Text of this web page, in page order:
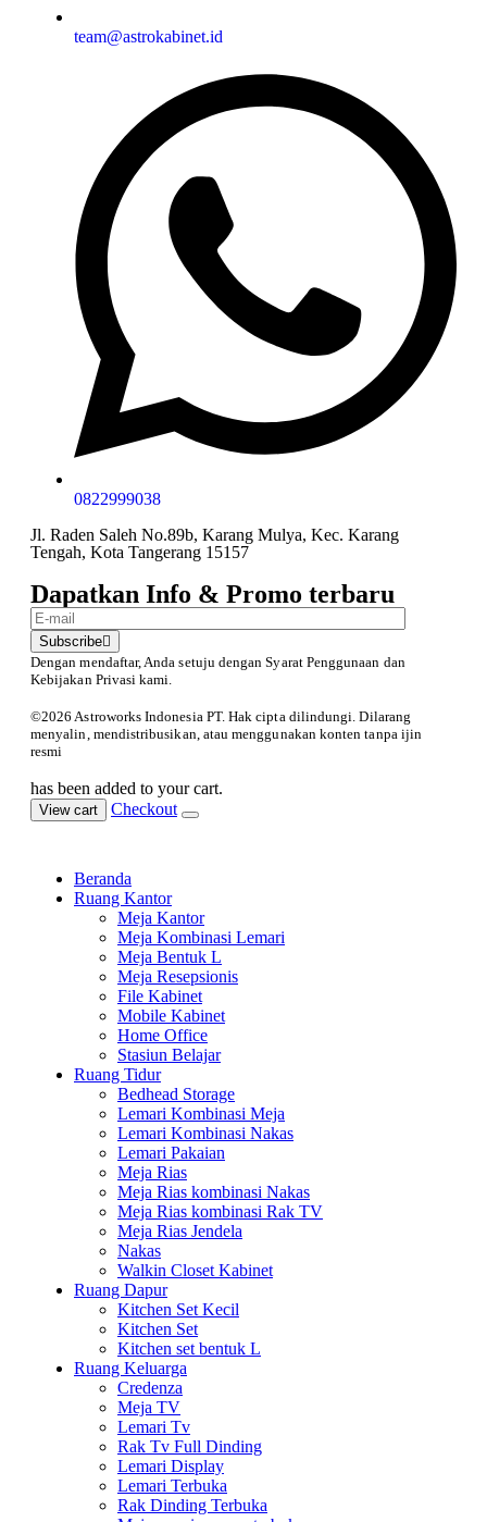
team@astrokabinet.id
0822999038
Jl. Raden Saleh No.89b, Karang Mulya, Kec. Karang
Tengah, Kota Tangerang 15157
Dapatkan Info & Promo terbaru
Subscribe
Dengan mendaftar, Anda setuju dengan Syarat Penggunaan dan
Kebijakan Privasi kami.
©️2026 Astroworks Indonesia PT. Hak cipta dilindungi. Dilarang
menyalin, mendistribusikan, atau menggunakan konten tanpa ijin
resmi
has been added to your cart.
View cart Checkout
Beranda
Ruang Kantor
Meja Kantor
Meja Kombinasi Lemari
Meja Bentuk L
Meja Resepsionis
File Kabinet
Mobile Kabinet
Home Office
Stasiun Belajar
Ruang Tidur
Bedhead Storage
Lemari Kombinasi Meja
Lemari Kombinasi Nakas
Lemari Pakaian
Meja Rias
Meja Rias kombinasi Nakas
Meja Rias kombinasi Rak TV
Meja Rias Jendela
Nakas
Walkin Closet Kabinet
Ruang Dapur
Kitchen Set Kecil
Kitchen Set
Kitchen set bentuk L
Ruang Keluarga
Credenza
Meja TV
Lemari Tv
Rak Tv Full Dinding
Lemari Display
Lemari Terbuka
Rak Dinding Terbuka